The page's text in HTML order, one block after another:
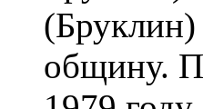
(Бруклин)
общину.